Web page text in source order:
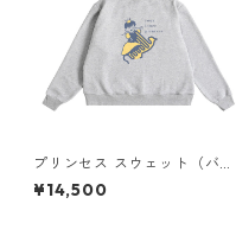
プリンセス スウェット（バッ
クプリント）× Liguee®️糸の鳥
ロゴ（刺繍）
¥14,500